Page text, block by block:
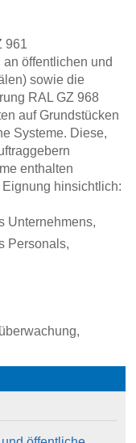
961
öffentlichen und
sowie die
RAL GZ 968
auf Grundstücken
Systeme. Diese,
enthalten
hinsichtlich:
Unternehmens,
Personals,